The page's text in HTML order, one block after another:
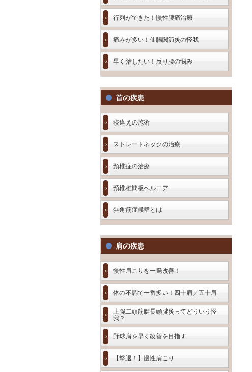
行列ができた！慢性腰痛治療
痛みが多い！仙腸関節炎の怪我
早く治したい！反り腰の悩み
首の疾患
寝違えの施術
ストレートネックの治療
頸椎症の治療
頸椎椎間板ヘルニア
斜角筋症候群とは
肩の疾患
慢性肩こりを一発改善！
体の不調で一番多い！四十肩／五十肩
上腕二頭筋腱長頭腱炎ってどういう怪
我？
野球肩を早く改善を目指す
【撃退！】慢性肩こり